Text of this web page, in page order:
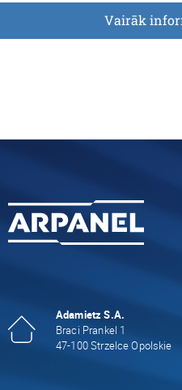
Vairāk
Adamietz S.A.
Braci Prankel 1
47-100 Strzelce Opolskie